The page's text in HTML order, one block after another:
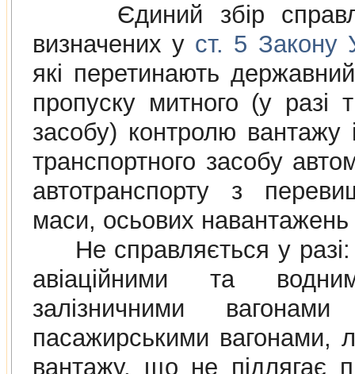
Єдиний збiр
визначених у ст. 5 Закону
якi перетинають
пропуску митного (у разi
засобу) контролю вантажу
транспортного засобу
автотранспорту з
маси, осьових
Не справляється у разi:
авiацiйними та
залiзничними
пасажирськими вагонами,
вантажу, що не пiдлягає